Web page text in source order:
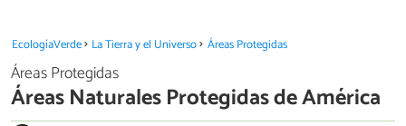
EcologíaVerde La Tierra y el Universo Áreas Protegidas
Áreas Protegidas
Áreas Naturales Protegidas de América